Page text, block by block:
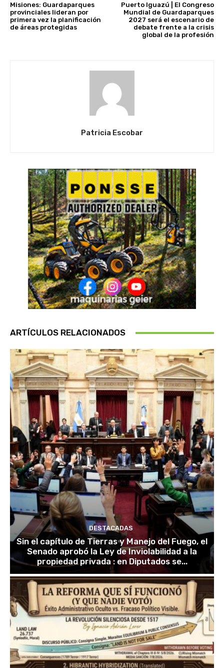
Misiones: Guardaparques
provinciales lideran por
primera vez la planificación
de áreas protegidas
Puerto Iguazú | El Congreso
Mundial de Guardaparques
2027 será el escenario de
debate frente a la crisis
global de la profesión
Patricia Escobar
ARTÍCULOS RELACIONADOS
DESTACADAS
Sin el capítulo de Tierras y Manejo del Fuego, el
Senado aprobó la Ley de Inviolabilidad a la
propiedad privada : en Diputados se...